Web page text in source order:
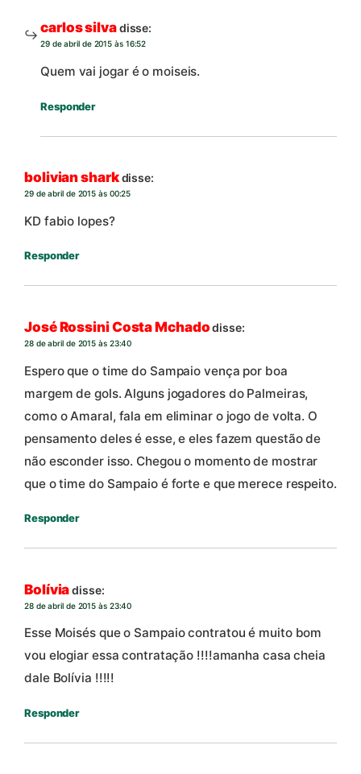
carlos silvadisse:
29 de abril de 2015 às 16:52
Quem vai jogar é o moiseis.
Responder
bolivian sharkdisse:
29 de abril de 2015 às 00:25
KD fabio lopes?
Responder
José Rossini Costa Mchado disse:
28 de abril de 2015 às 23:40
Espero que o time do Sampaio vença por boa
margem de gols. Alguns jogadores do Palmeiras,
como o Amaral, fala em eliminar o jogo de volta. O
pensamento deles é esse, e eles fazem questão de
não esconder isso. Chegou o momento de mostrar
que o time do Sampaio é forte e que merece respeito.
Responder
Bolíviadisse:
28 de abril de 2015 às 23:40
Esse Moisés que o Sampaio contratou é muito bom
vou elogiar essa contratação !!!!amanha casa cheia
dale Bolívia !!!!!
Responder